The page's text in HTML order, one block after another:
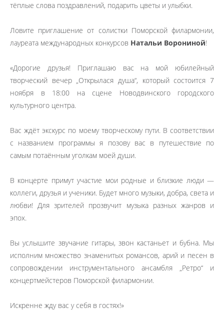
тёплые слова поздравлений, подарить цветы и улыбки.
Ловите приглашение от солистки Поморской филармонии,
лауреата международных конкурсов Натальи Ворониной!
«Дорогие друзья! Приглашаю вас на мой юбилейный
творческий вечер „Открылася душа“, который состоится 7
ноября в 18:00 на сцене Новодвинского городского
культурного центра.
Вас ждёт экскурс по моему творческому пути. В соответствии
с названием программы я позову вас в путешествие по
самым потаённым уголкам моей души.
В концерте примут участие мои родные и близкие люди —
коллеги, друзья и ученики. Будет много музыки, добра, света и
любви! Для зрителей прозвучит музыка разных жанров и
эпох.
Вы услышите звучание гитары, звон кастаньет и бубна. Мы
исполним множество знаменитых романсов, арий и песен в
сопровождении инструментального ансамбля „Ретро“ и
концертмейстеров Поморской филармонии.
Искренне жду вас у себя в гостях!»